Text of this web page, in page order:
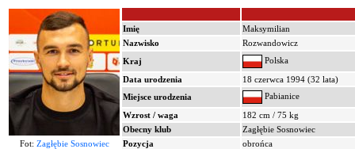
Imię
Maksymilian
Nazwisko
Rozwandowicz
Kraj
Polska
Data urodzenia
18 czerwca 1994 (32 lata)
Miejsce urodzenia
Pabianice
Wzrost / waga
182 cm / 75 kg
Obecny klub
Zagłębie Sosnowiec
Fot: Zagłębie Sosnowiec Pozycja
obrońca